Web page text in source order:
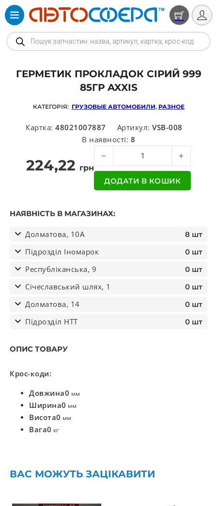
Products search
ГЕРМЕТИК ПРОКЛАДОК СІРИЙ 999
85ГР AXXIS
КАТЕГОРІЯ: ГРУЗОВЫЕ АВТОМОБИЛИ, РАЗНОЕ
Картка: 48021007887 Артикул: VSB-008
В наявності: 8
224,22 грн
Герметик прокладок сірий 999
ДОДАТИ В КОШИК
НАЯВНІСТЬ В МАГАЗИНАХ:
Долматова, 10А 8 шт
Підрозділ Іномарок 0 шт
Республіканська, 9 0 шт
Січеславський шлях, 1 0 шт
Долматова, 14 0 шт
Підрозділ НТТ 0 шт
ОПИС ТОВАРУ
Крос-коди:
Довжина0 мм
Ширина0 мм
Висота0 мм
Вага0 кг
ВАС МОЖУТЬ ЗАЦІКАВИТИ